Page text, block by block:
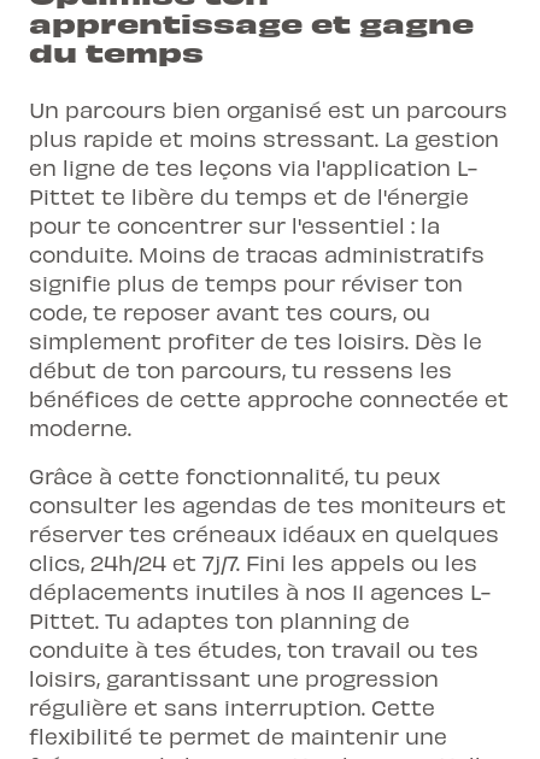
apprentissage et gagne
du temps
Un parcours bien organisé est un parcours
plus rapide et moins stressant. La gestion
en ligne de tes leçons via l'application L-
Pittet te libère du temps et de l'énergie
pour te concentrer sur l'essentiel : la
conduite. Moins de tracas administratifs
signifie plus de temps pour réviser ton
code, te reposer avant tes cours, ou
simplement profiter de tes loisirs. Dès le
début de ton parcours, tu ressens les
bénéfices de cette approche connectée et
moderne.
Grâce à cette fonctionnalité, tu peux
consulter les agendas de tes moniteurs et
réserver tes créneaux idéaux en quelques
clics, 24h/24 et 7j/7. Fini les appels ou les
déplacements inutiles à nos 11 agences L-
Pittet. Tu adaptes ton planning de
conduite à tes études, ton travail ou tes
loisirs, garantissant une progression
régulière et sans interruption. Cette
flexibilité te permet de maintenir une